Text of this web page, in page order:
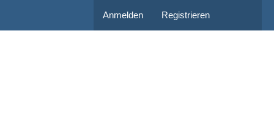
Anmelden Registrieren